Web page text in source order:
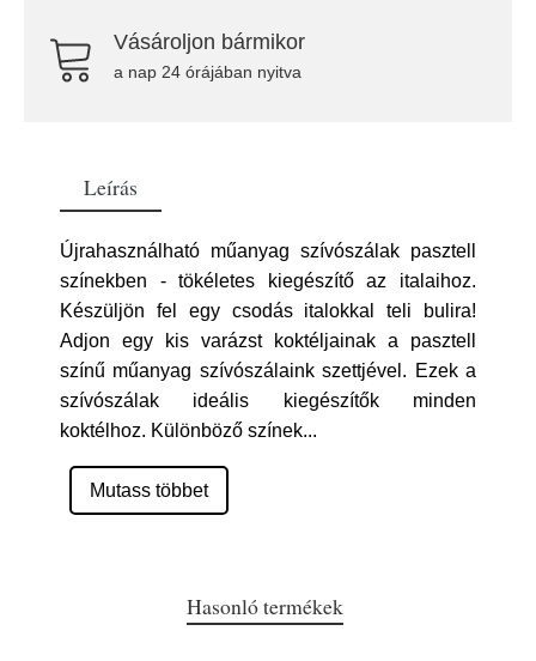
Vásároljon bármikor
a nap 24 órájában nyitva
Leírás
Újrahasználható műanyag szívószálak pasztell
színekben - tökéletes kiegészítő az italaihoz.
Készüljön fel egy csodás italokkal teli bulira!
Adjon egy kis varázst koktéljainak a pasztell
színű műanyag szívószálaink szettjével. Ezek a
szívószálak ideális kiegészítők minden
koktélhoz. Különböző színek...
Mutass többet
Hasonló termékek